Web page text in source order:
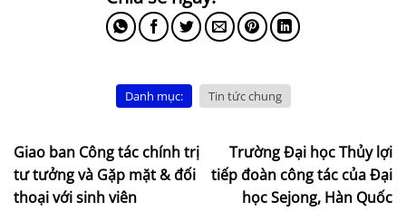
Danh mục: Tin tức chung
Giao ban Công tác chính trị
tư tưởng và Gặp mặt & đối
thoại với sinh viên
Trường Đại học Thủy lợi
tiếp đoàn công tác của Đại
học Sejong, Hàn Quốc